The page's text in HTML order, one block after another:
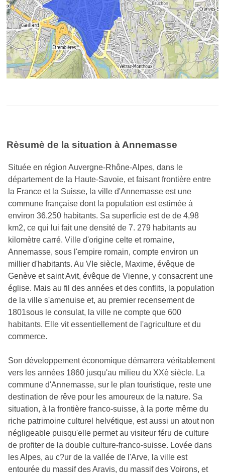
Rèsumè de la situation à Annemasse
Située en région Auvergne-Rhône-Alpes, dans le
département de la Haute-Savoie, et faisant frontière entre
la France et la Suisse, la ville d'Annemasse est une
commune française dont la population est estimée à
environ 36.250 habitants. Sa superficie est de de 4,98
km2, ce qui lui fait une densité de 7. 279 habitants au
kilomètre carré. Ville d'origine celte et romaine,
Annemasse, sous l'empire romain, compte environ un
millier d'habitants. Au VIe siècle, Maxime, évêque de
Genève et saint Avit, évêque de Vienne, y consacrent une
église. Mais au fil des années et des conflits, la population
de la ville s'amenuise et, au premier recensement de
1801sous le consulat, la ville ne compte que 600
habitants. Elle vit essentiellement de l'agriculture et du
commerce.
Son développement économique démarrera véritablement
vers les années 1860 jusqu'au milieu du XXè siècle. La
commune d'Annemasse, sur le plan touristique, reste une
destination de rêve pour les amoureux de la nature. Sa
situation, à la frontière franco-suisse, à la porte même du
riche patrimoine culturel helvétique, est aussi un atout non
négligeable puisqu'elle permet au visiteur féru de culture
de profiter de la double culture-franco-suisse. Lovée dans
les Alpes, au c?ur de la vallée de l'Arve, la ville est
entourée du massif des Aravis, du massif des Voirons, et